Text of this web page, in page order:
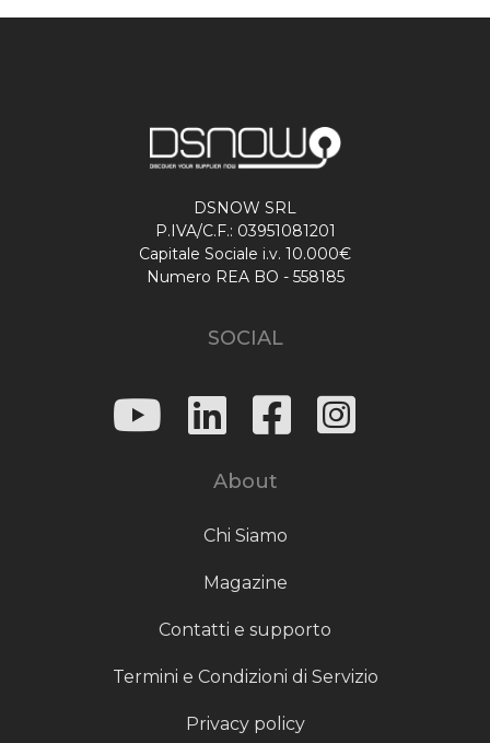
DSNOW SRL
P.IVA/C.F.: 03951081201
Capitale Sociale i.v. 10.000€
Numero REA BO - 558185
SOCIAL
About
Chi Siamo
Magazine
Contatti e supporto
Termini e Condizioni di Servizio
Privacy policy